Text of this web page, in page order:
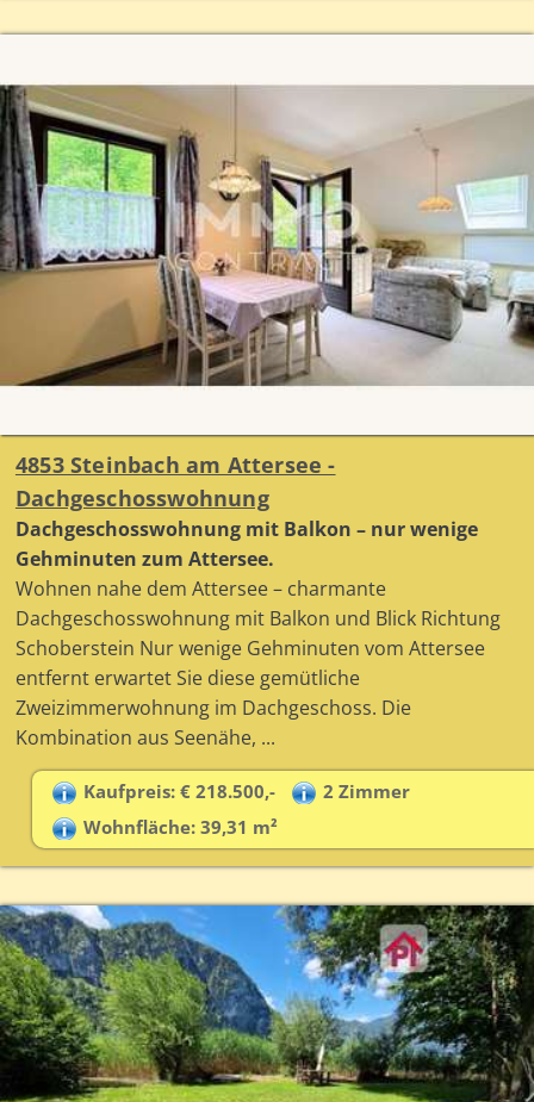
4853 Steinbach am Attersee -
Dachgeschosswohnung
Dachgeschosswohnung mit Balkon – nur wenige
Gehminuten zum Attersee.
Wohnen nahe dem Attersee – charmante
Dachgeschosswohnung mit Balkon und Blick Richtung
Schoberstein Nur wenige Gehminuten vom Attersee
entfernt erwartet Sie diese gemütliche
Zweizimmerwohnung im Dachgeschoss. Die
Kombination aus Seenähe, ...
Kaufpreis: € 218.500,-
2 Zimmer
Wohnfläche: 39,31 m²